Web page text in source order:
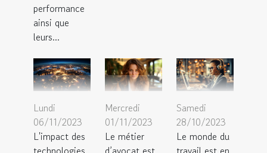
performance
ainsi que
leurs...
Lundi
06/11/2023
L'impact des
Mercredi
01/11/2023
Le métier
Samedi
28/10/2023
Le monde du